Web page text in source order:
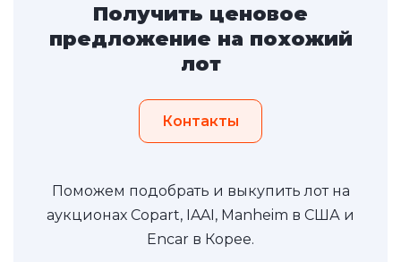
Получить ценовое
предложение на похожий
лот
Контакты
Поможем подобрать и выкупить лот на
аукционах Copart, IAAI, Manheim в США и
Encar в Корее.